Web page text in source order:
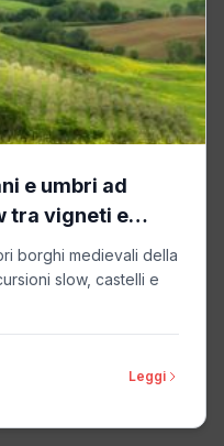
e umbri ad
tra vigneti e
borghi medievali della
slow, castelli e
Leggi